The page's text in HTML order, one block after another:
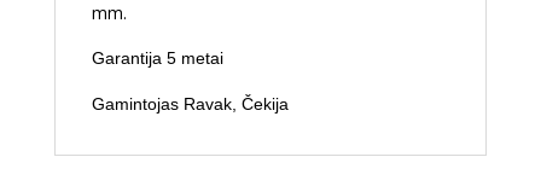
mm.
Garantija 5 metai
Gamintojas Ravak, Čekija